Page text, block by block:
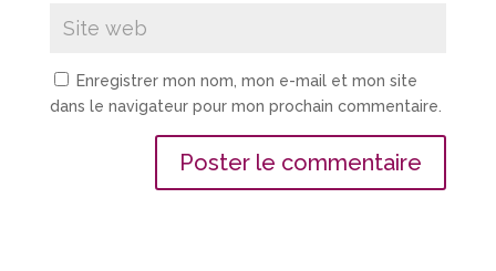
Enregistrer mon nom, mon e-mail et mon site
dans le navigateur pour mon prochain commentaire.